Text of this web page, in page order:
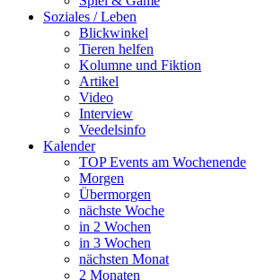
Soziales / Leben
Blickwinkel
Tieren helfen
Kolumne und Fiktion
Artikel
Video
Interview
Veedelsinfo
Kalender
TOP Events am Wochenende
Morgen
Übermorgen
nächste Woche
in 2 Wochen
in 3 Wochen
nächsten Monat
2 Monaten